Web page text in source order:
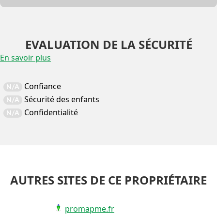
EVALUATION DE LA SÉCURITÉ
En savoir plus
N/A Confiance
N/A Sécurité des enfants
N/A Confidentialité
AUTRES SITES DE CE PROPRIÉTAIRE
promapme.fr